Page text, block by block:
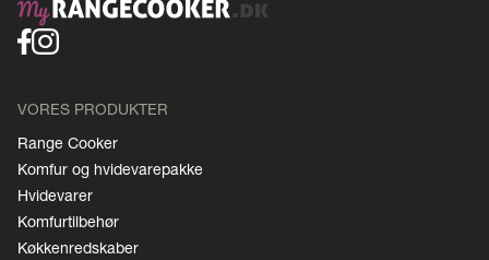
VORES PRODUKTER
Range Cooker
Komfur og hvidevarepakke
Hvidevarer
Komfurtilbehør
Køkkenredskaber